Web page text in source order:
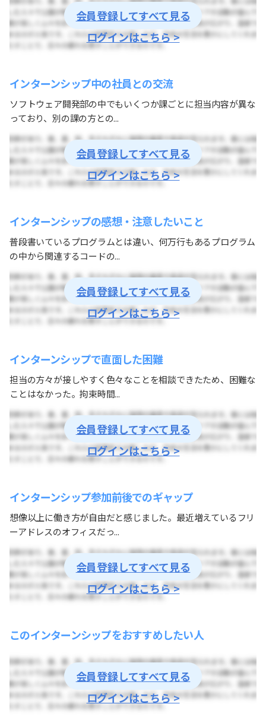
会員登録してすべて見る
ログインはこちら >
インターンシップ中の社員との交流
ソフトウェア開発部の中でもいくつか課ごとに担当内容が異な
っており、別の課の方との...
会員登録してすべて見る
ログインはこちら >
インターンシップの感想・注意したいこと
普段書いているプログラムとは違い、何万行もあるプログラム
の中から関連するコードの...
会員登録してすべて見る
ログインはこちら >
インターンシップで直面した困難
担当の方々が接しやすく色々なことを相談できたため、困難な
ことはなかった。拘束時間...
会員登録してすべて見る
ログインはこちら >
インターンシップ参加前後でのギャップ
想像以上に働き方が自由だと感じました。最近増えているフリ
ーアドレスのオフィスだっ...
会員登録してすべて見る
ログインはこちら >
このインターンシップをおすすめしたい人
会員登録してすべて見る
ログインはこちら >